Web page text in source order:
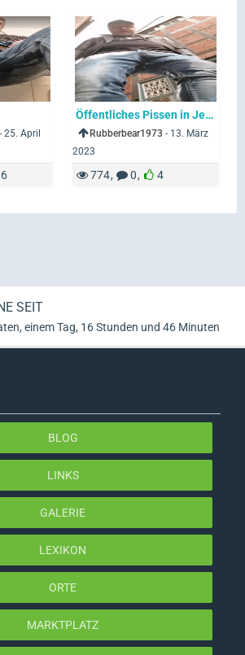
- 25. April
6
Öffentliches Pissen in Jeans
Rubberbear1973 - 13. März
2023
774 0 4
SEIT
einem Tag, 16 Stunden und 46 Minuten
BLOG
LINKS
GALERIE
LEXIKON
ORTE
MARKTPLATZ